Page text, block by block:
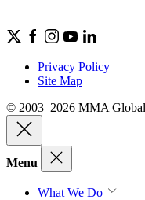
Privacy Policy
Site Map
© 2003–2026 MMA
Menu
What We Do